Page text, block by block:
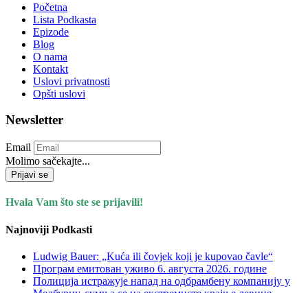
Početna
Lista Podkasta
Epizode
Blog
O nama
Kontakt
Uslovi privatnosti
Opšti uslovi
Newsletter
Email
Molimo sačekajte...
Prijavi se
Hvala Vam što ste se prijavili!
Najnoviji Podkasti
Ludwig Bauer: „Kuća ili čovjek koji je kupovao čavle“
Програм емитован уживо 6. августа 2026. годинe
Полиција истражује напад на одбрамбену компанију у